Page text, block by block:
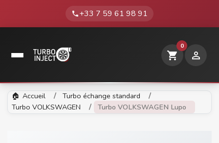
phone+33 7 59 61 98 91
shopping_cart
0

Accueil
Turbo échange standard
Turbo VOLKSWAGEN
Turbo VOLKSWAGEN Lupo